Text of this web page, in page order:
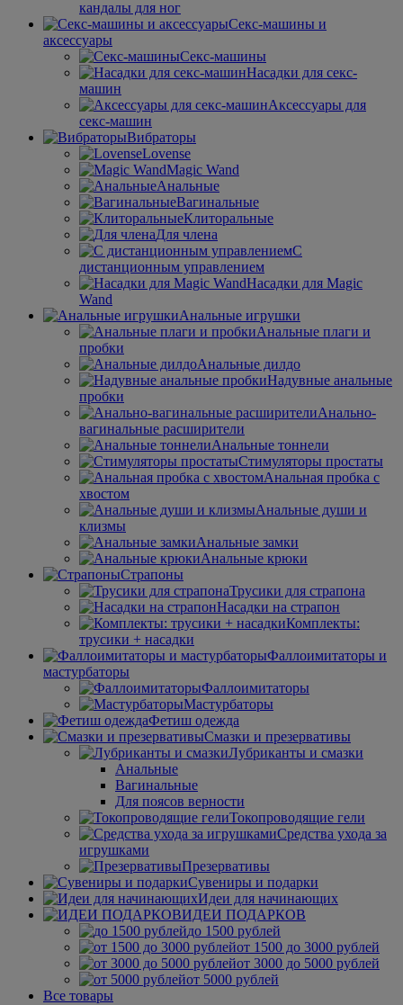
кандалы для ног
Секс-машины и
аксессуары
Секс-машины
Насадки для секс-
машин
Аксессуары для
секс-машин
Вибраторы
Lovense
Magic Wand
Анальные
Вагинальные
Клиторальные
Для члена
С
дистанционным управлением
Насадки для Magic
Wand
Анальные игрушки
Анальные плаги и
пробки
Анальные дилдо
Надувные анальные
пробки
Анально-
вагинальные расширители
Анальные тоннели
Стимуляторы простаты
Анальная пробка с
хвостом
Анальные души и
клизмы
Анальные замки
Анальные крюки
Страпоны
Трусики для страпона
Насадки на страпон
Комплекты:
трусики + насадки
Фаллоимитаторы и
мастурбаторы
Фаллоимитаторы
Мастурбаторы
Фетиш одежда
Смазки и презервативы
Лубриканты и смазки
Анальные
Вагинальные
Для поясов верности
Токопроводящие гели
Средства ухода за
игрушками
Презервативы
Сувениры и подарки
Идеи для начинающих
ИДЕИ ПОДАРКОВ
до 1500 рублей
от 1500 до 3000 рублей
от 3000 до 5000 рублей
от 5000 рублей
Все товары